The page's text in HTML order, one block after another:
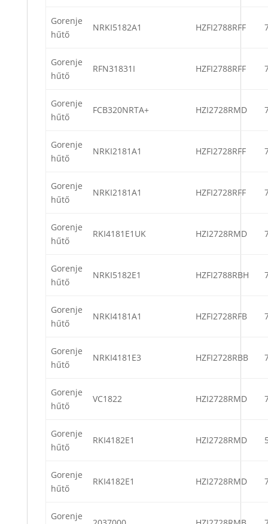
Gorenje
hűtő
NRKI5182A1 HZFI2788RFF
Gorenje
hűtő
RFN31831I HZFI2788RFF
Gorenje
hűtő
FCB320NRTA+ HZI2728RMD
Gorenje
hűtő
NRKI2181A1 HZFI2728RFF
Gorenje
hűtő
NRKI2181A1 HZFI2728RFF
Gorenje
hűtő
RKI4181E1UK HZI2728RMD
Gorenje
hűtő
NRKI5182E1 HZFI2788RBH
Gorenje
hűtő
NRKI4181A1 HZFI2728RFB
Gorenje
hűtő
NRKI4181E3 HZFI2728RBB
Gorenje
hűtő
VC1822 HZI2728RMD
Gorenje
hűtő
RKI4182E1 HZI2728RMD
Gorenje
hűtő
RKI4182E1 HZI2728RMD
Gorenje